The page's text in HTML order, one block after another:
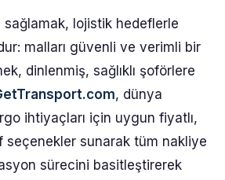
sağlamak, lojistik hedeflerle
malları güvenli ve verimli bir
dinlenmiş, sağlıklı şoförlere
, dünya
ihtiyaçları için uygun fiyatlı,
seçenekler sunarak tüm nakliye
sürecini basitleştirerek